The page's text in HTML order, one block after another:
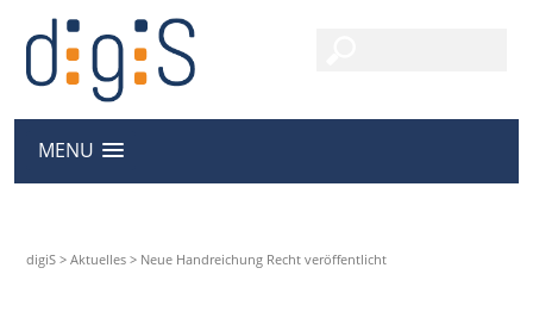
MENU
digiS >Aktuelles > Neue Handreichung Recht veröffentlicht